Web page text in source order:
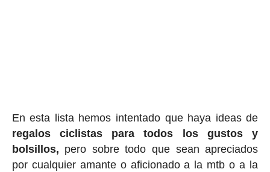
En esta lista hemos intentado que haya ideas de
regalos ciclistas para todos los gustos y
bolsillos, pero sobre todo que sean apreciados
por cualquier amante o aficionado a la mtb o a la